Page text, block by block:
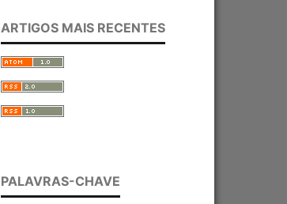
ARTIGOS MAIS RECENTES
PALAVRAS-CHAVE